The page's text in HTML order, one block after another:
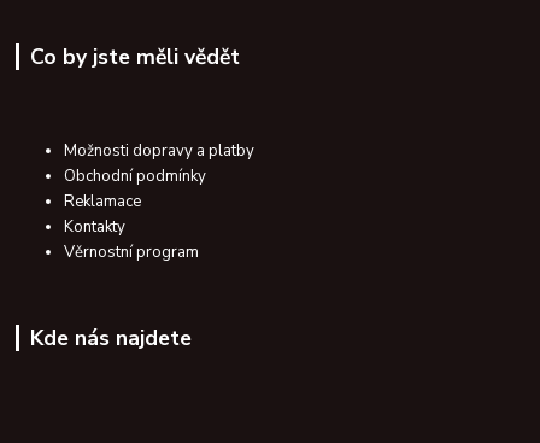
Co by jste měli vědět
Možnosti dopravy a platby
Obchodní podmínky
Reklamace
Kontakty
Věrnostní program
Kde nás najdete